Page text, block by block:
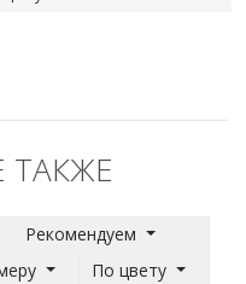
ТАКЖЕ
Рекомендуем
По цвету